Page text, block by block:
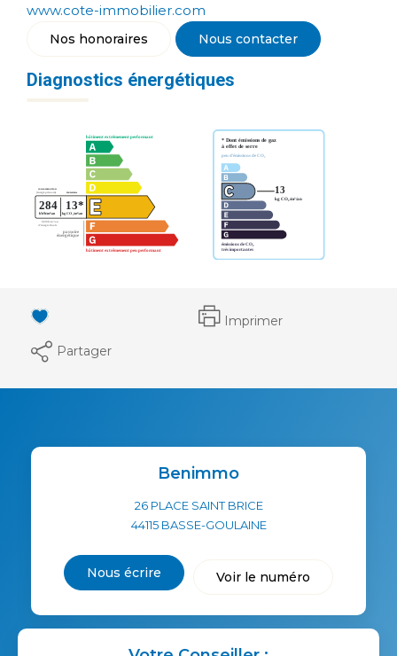
www.cote-immobilier.com
Nos honoraires Nous contacter
Diagnostics énergétiques
Imprimer
Partager
Benimmo
26 PLACE SAINT BRICE
44115 BASSE-GOULAINE
Nous écrire Voir le numéro